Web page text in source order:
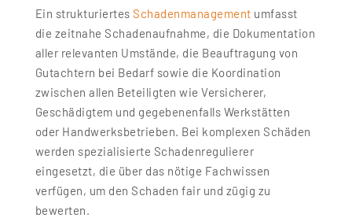
Ein strukturiertesSchadenmanagement umfasst
die zeitnahe Schadenaufnahme, die Dokumentation
aller relevanten Umstände, die Beauftragung von
Gutachtern bei Bedarf sowie die Koordination
zwischen allen Beteiligten wie Versicherer,
Geschädigtem und gegebenenfalls Werkstätten
oder Handwerksbetrieben. Bei komplexen Schäden
werden spezialisierte Schadenregulierer
eingesetzt, die über das nötige Fachwissen
verfügen, um den Schaden fair und zügig zu
bewerten.